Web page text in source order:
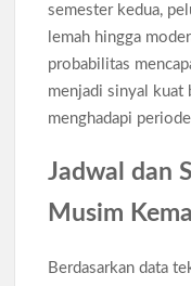
semester kedua,
lemah hingga
probabilitas
menjadi sinyal kuat
menghadapi
Jadwal dan
Musim
Berdasarkan data